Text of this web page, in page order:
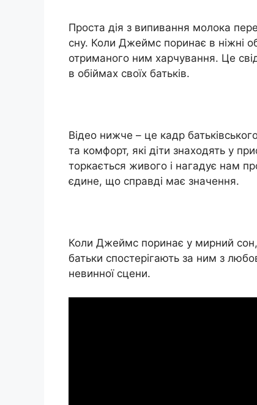
Проста дія з випивання молока
сну. Коли Джеймс поринає в ніжні
отриманого ним харчування. Це
в обіймах своїх батьків.
Відео нижче – це кадр
та комфорт, які діти знаходять у
торкається живого і нагадує нам
єдине, що справді має значення.
Коли Джеймс поринає у мирний
батьки спостерігають за ним з
невинної сцени.